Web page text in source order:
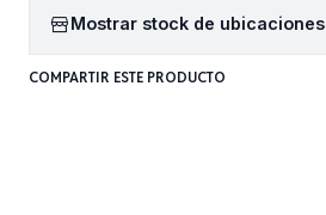
Mostrar stock de ubicaciones
COMPARTIR ESTE PRODUCTO